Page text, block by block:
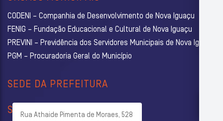
CODENI – Companhia de Desenvolvimento de Nova Iguaçu
FENIG – Fundação Educacional e Cultural de Nova Iguaçu
PREVINI – Previdência dos Servidores Municipais de Nova Iguaçu
PGM – Procuradoria Geral do Município
SEDE DA PREFEITURA
Rua Athaide Pimenta de Moraes, 528
SECRETARIAS